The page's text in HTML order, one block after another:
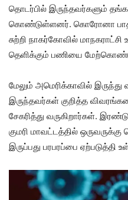
தொடர்பில் இருந்தவர்களும்
கொண்டுள்ளனர். கொரோனா
சுற்றி நாகர்கோவில் மாநகராட்சி
தெளிக்கும் பணியை
மேலும் அமெரிக்காவில்
இருந்தவர்கள் குறித்த
சேகரித்து வருகிறார்கள்.
குமரி மாவட்டத்தில்
இருப்பது பரபரப்பை ஏற்படுத்தி